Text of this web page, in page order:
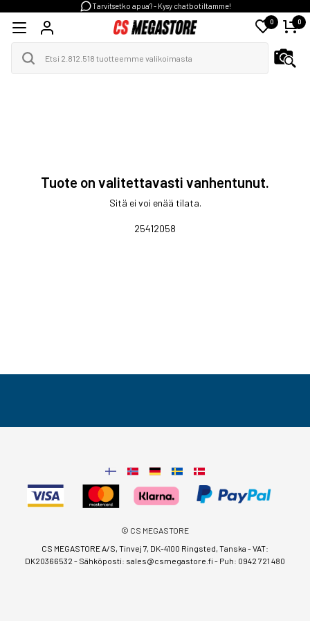
Tarvitsetko apua? - Kysy chatbotiltamme!
0 0
Tuote on valitettavasti vanhentunut.
Sitä ei voi enää tilata.
25412058
© CS MEGASTORE
CS MEGASTORE A/S, Tinvej 7, DK-4100 Ringsted, Tanska - VAT:
DK20366532 - Sähköposti: sales@csmegastore.fi- Puh: 0942 721 480